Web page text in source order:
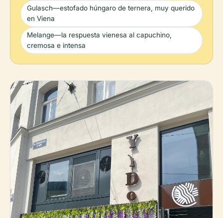
Gulasch—estofado húngaro de ternera, muy querido
en Viena
Melange—la respuesta vienesa al capuchino,
cremosa e intensa